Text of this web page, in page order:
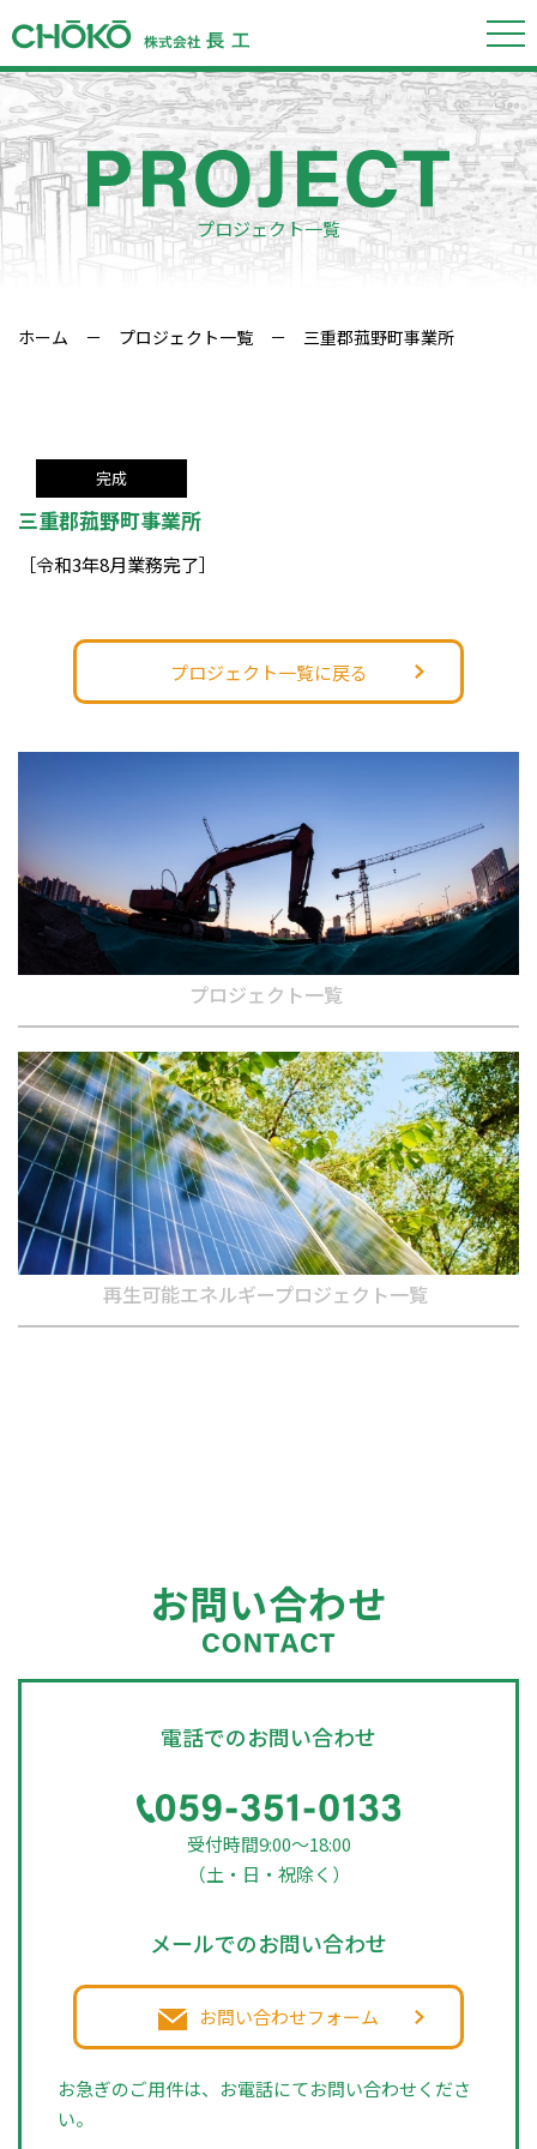
プロジェクト一覧
ホーム － プロジェクト一覧 － 三重郡菰野町事業所
完成
三重郡菰野町事業所
［令和3年8月業務完了］
プロジェクト一覧に戻る
プロジェクト一覧
再生可能エネルギープロジェクト一覧
お問い合わせ
電話でのお問い合わせ
受付時間9:00～18:00
（土・日・祝除く）
メールでのお問い合わせ
お問い合わせフォーム
お急ぎのご用件は、お電話にてお問い合わせくださ
い。